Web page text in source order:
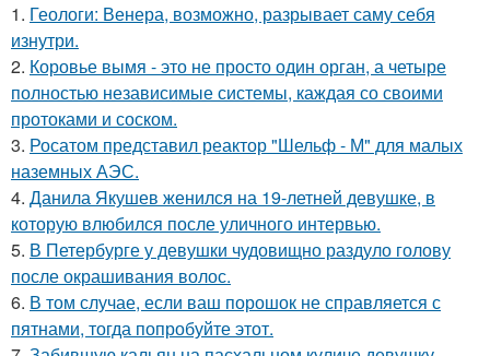
1. Геологи: Венера, возможно, разрывает саму себя
изнутри.
2. Коровье вымя - это не просто один орган, а четыре
полностью независимые системы, каждая со своими
протоками и соском.
3. Росатом представил реактор "Шельф - М" для малых
наземных АЭС.
4. Данила Якушев женился на 19-летней девушке, в
которую влюбился после уличного интервью.
5. В Петербурге у девушки чудовищно раздуло голову
после окрашивания волос.
6. В том случае, если ваш порошок не справляется с
пятнами, тогда попробуйте этот.